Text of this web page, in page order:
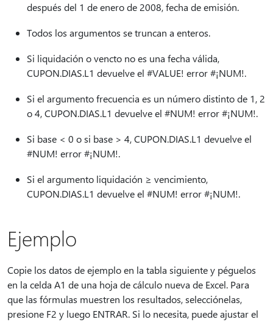
después del 1 de enero de 2008, fecha de emisión.
Todos los argumentos se truncan a enteros.
Si liquidación o vencto no es una fecha válida,
CUPON.DIAS.L1 devuelve el #VALUE! error #¡NUM!.
Si el argumento frecuencia es un número distinto de 1, 2
o 4, CUPON.DIAS.L1 devuelve el #NUM! error #¡NUM!.
Si base < 0 o si base > 4, CUPON.DIAS.L1 devuelve el
#NUM! error #¡NUM!.
Si el argumento liquidación ≥ vencimiento,
CUPON.DIAS.L1 devuelve el #NUM! error #¡NUM!.
Ejemplo
Copie los datos de ejemplo en la tabla siguiente y péguelos
en la celda A1 de una hoja de cálculo nueva de Excel. Para
que las fórmulas muestren los resultados, selecciónelas,
presione F2 y luego ENTRAR. Si lo necesita, puede ajustar el